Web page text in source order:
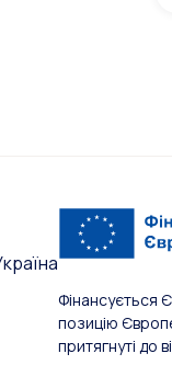
Фінансується
позицію
притягнуті до